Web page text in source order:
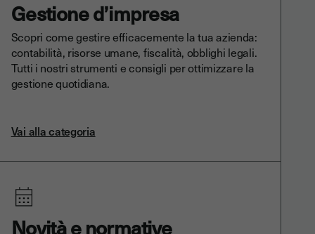
Gestione d’impresa
Scopri come gestire efficacemente la tua azienda:
contabilità, risorse umane, fiscalità, obblighi legali.
Tutti i nostri strumenti e consigli per ottimizzare la
gestione quotidiana.
Vai alla categoria
Novità e normative